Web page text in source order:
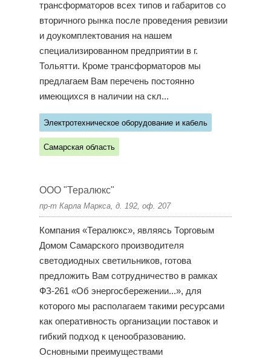
трансформаторов всех типов и габаритов со
вторичного рынка после проведения ревизии
и доукомплектования на нашем
специализированном предприятии в г.
Тольятти. Кроме трансформаторов мы
предлагаем Вам перечень постоянно
имеющихся в наличии на скл...
Электротехническое оборудование и кабель
Самарская область
ООО "Тералюкс"
пр-т Карла Маркса, д. 192, оф. 207
Компания «Тералюкс», являясь Торговым
Домом Самарского производителя
светодиодных светильников, готова
предложить Вам сотрудничество в рамках
ФЗ-261 «Об энергосбережении...», для
которого мы располагаем такими ресурсами
как оперативность организации поставок и
гибкий подход к ценообразованию.
Основными преимуществами